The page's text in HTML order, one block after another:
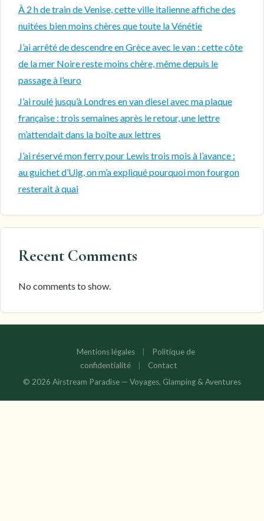
À 2 h de train de Venise, cette ville italienne affiche des
nuitées bien moins chères que toute la Vénétie
J’ai arrêté de descendre en Grèce avec le van : cette côte
de la mer Noire reste moins chère, même depuis le
passage à l’euro
J’ai roulé jusqu’à Londres en van diesel avec ma plaque
française : trois semaines après le retour, une lettre
m’attendait dans la boîte aux lettres
J’ai réservé mon ferry pour Lewis trois mois à l’avance :
au guichet d’Uig, on m’a expliqué pourquoi mon fourgon
resterait à quai
Recent Comments
No comments to show.
Mentions légales |
Politique de
confidentialité
|
Contact
© 2026 Airstream Paradise — Voyages, Glamping & Aventures